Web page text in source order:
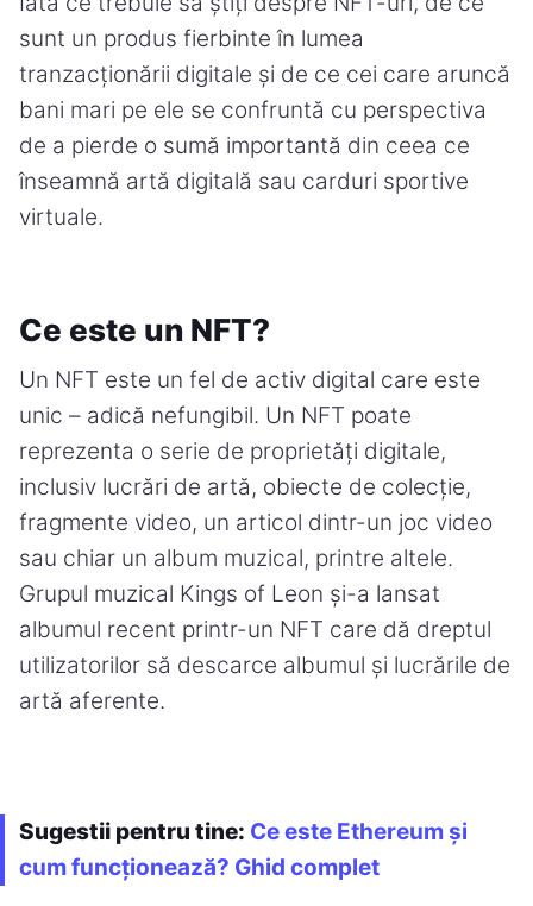
sunt un produs fierbinte în lumea
tranzacționării digitale și de ce cei care aruncă
bani mari pe ele se confruntă cu perspectiva
de a pierde o sumă importantă din ceea ce
înseamnă artă digitală sau carduri sportive
virtuale.
Ce este un NFT?
Un NFT este un fel de activ digital care este
unic – adică nefungibil. Un NFT poate
reprezenta o serie de proprietăți digitale,
inclusiv lucrări de artă, obiecte de colecție,
fragmente video, un articol dintr-un joc video
sau chiar un album muzical, printre altele.
Grupul muzical Kings of Leon și-a lansat
albumul recent printr-un NFT care dă dreptul
utilizatorilor să descarce albumul și lucrările de
artă aferente.
Sugestii pentru tine: Ce este Ethereum și
cum funcționează? Ghid complet